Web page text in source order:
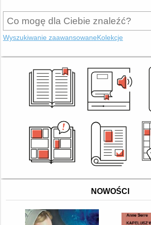
Wyszukiwanie zaawansowaneKolekcje
NOWOŚCI